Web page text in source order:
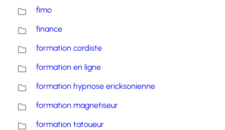
fimo
finance
formation cordiste
formation en ligne
formation hypnose ericksonienne
formation magnetiseur
formation tatoueur